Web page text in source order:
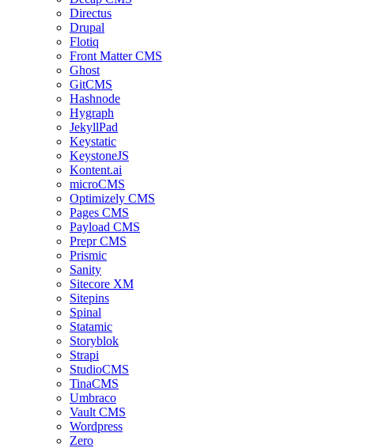
Directus
Drupal
Flotiq
Front Matter CMS
Ghost
GitCMS
Hashnode
Hygraph
JekyllPad
Keystatic
KeystoneJS
Kontent.ai
microCMS
Optimizely CMS
Pages CMS
Payload CMS
Prepr CMS
Prismic
Sanity
Sitecore XM
Sitepins
Spinal
Statamic
Storyblok
Strapi
StudioCMS
TinaCMS
Umbraco
Vault CMS
Wordpress
Zero